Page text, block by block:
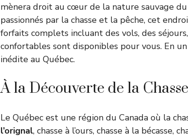
mènera droit au cœur de la nature sauvage du
passionnés par la chasse et la pêche, cet
forfaits complets incluant des vols, des
confortables sont disponibles pour vous. En
inédite au Québec.
À la Découverte de la
Le Québec est une région du Canada où la
l’orignal, chasse à l’ours, chasse à la bécasse,